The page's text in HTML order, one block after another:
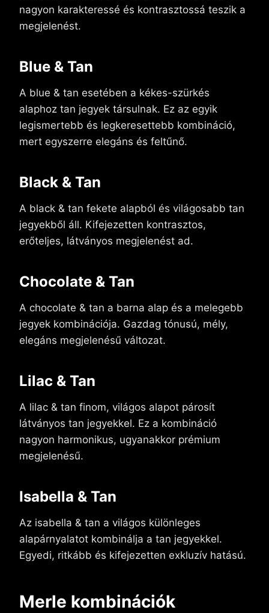
nagyon karakteressé és kontrasztossá teszik a
megjelenést.
Blue & Tan
A blue & tan esetében a kékes-szürkés
alaphoz tan jegyek társulnak. Ez az egyik
legismertebb és legkeresettebb kombináció,
mert egyszerre elegáns és feltűnő.
Black & Tan
A black & tan fekete alapból és világosabb tan
jegyekből áll. Kifejezetten kontrasztos,
erőteljes, látványos megjelenést ad.
Chocolate & Tan
A chocolate & tan a barna alap és a melegebb
jegyek kombinációja. Gazdag tónusú, mély,
elegáns megjelenésű változat.
Lilac & Tan
A lilac & tan finom, világos alapot párosít
látványos tan jegyekkel. Ez a kombináció
nagyon harmonikus, ugyanakkor prémium
megjelenésű.
Isabella & Tan
Az isabella & tan a világos különleges
alapárnyalatot kombinálja a tan jegyekkel.
Egyedi, ritkább és kifejezetten exkluzív hatású.
Merle kombinációk